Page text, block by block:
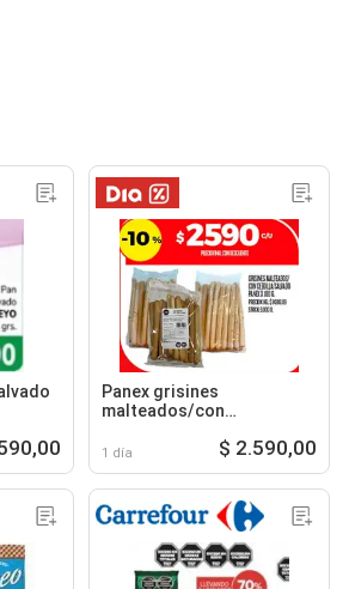
Panex grisines
malteados/con
1 día $ 2.590,00